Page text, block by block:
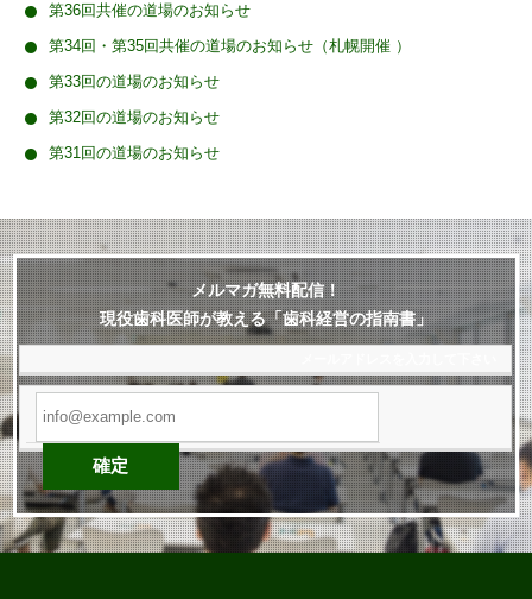
第36回共催の道場のお知らせ
第34回・第35回共催の道場のお知らせ（札幌開催 ）
第33回の道場のお知らせ
第32回の道場のお知らせ
第31回の道場のお知らせ
メルマガ無料配信！
現役歯科医師が教える「歯科経営の指南書」